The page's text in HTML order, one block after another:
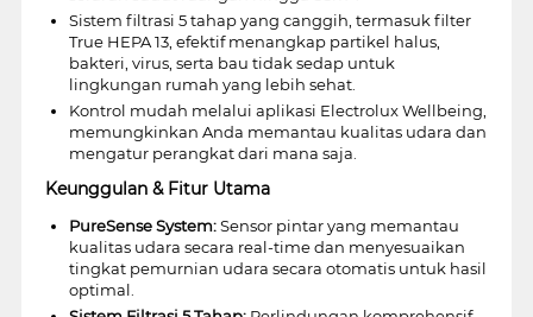
Sistem filtrasi 5 tahap yang canggih, termasuk filter
True HEPA 13, efektif menangkap partikel halus,
bakteri, virus, serta bau tidak sedap untuk
lingkungan rumah yang lebih sehat.
Kontrol mudah melalui aplikasi Electrolux Wellbeing,
memungkinkan Anda memantau kualitas udara dan
mengatur perangkat dari mana saja.
Keunggulan & Fitur Utama
PureSense System:Sensor pintar yang memantau
kualitas udara secara real-time dan menyesuaikan
tingkat pemurnian udara secara otomatis untuk hasil
optimal.